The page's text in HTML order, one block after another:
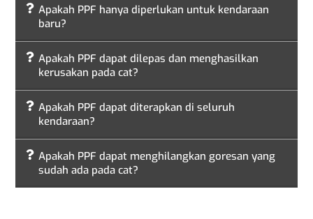
Apakah PPF hanya diperlukan untuk kendaraan
baru?
Apakah PPF dapat dilepas dan menghasilkan
kerusakan pada cat?
Apakah PPF dapat diterapkan di seluruh
kendaraan?
Apakah PPF dapat menghilangkan goresan yang
sudah ada pada cat?